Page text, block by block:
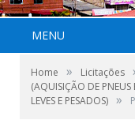
MENU
Home » Licitações
(AQUISIÇÃO DE
LEVES E PESADOS) »